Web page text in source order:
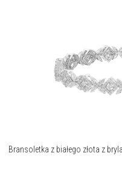
Bransoletka z białego złota z